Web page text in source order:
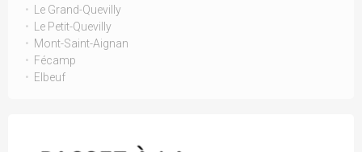
Le Grand-Quevilly
Le Petit-Quevilly
Mont-Saint-Aignan
Fécamp
Elbeuf